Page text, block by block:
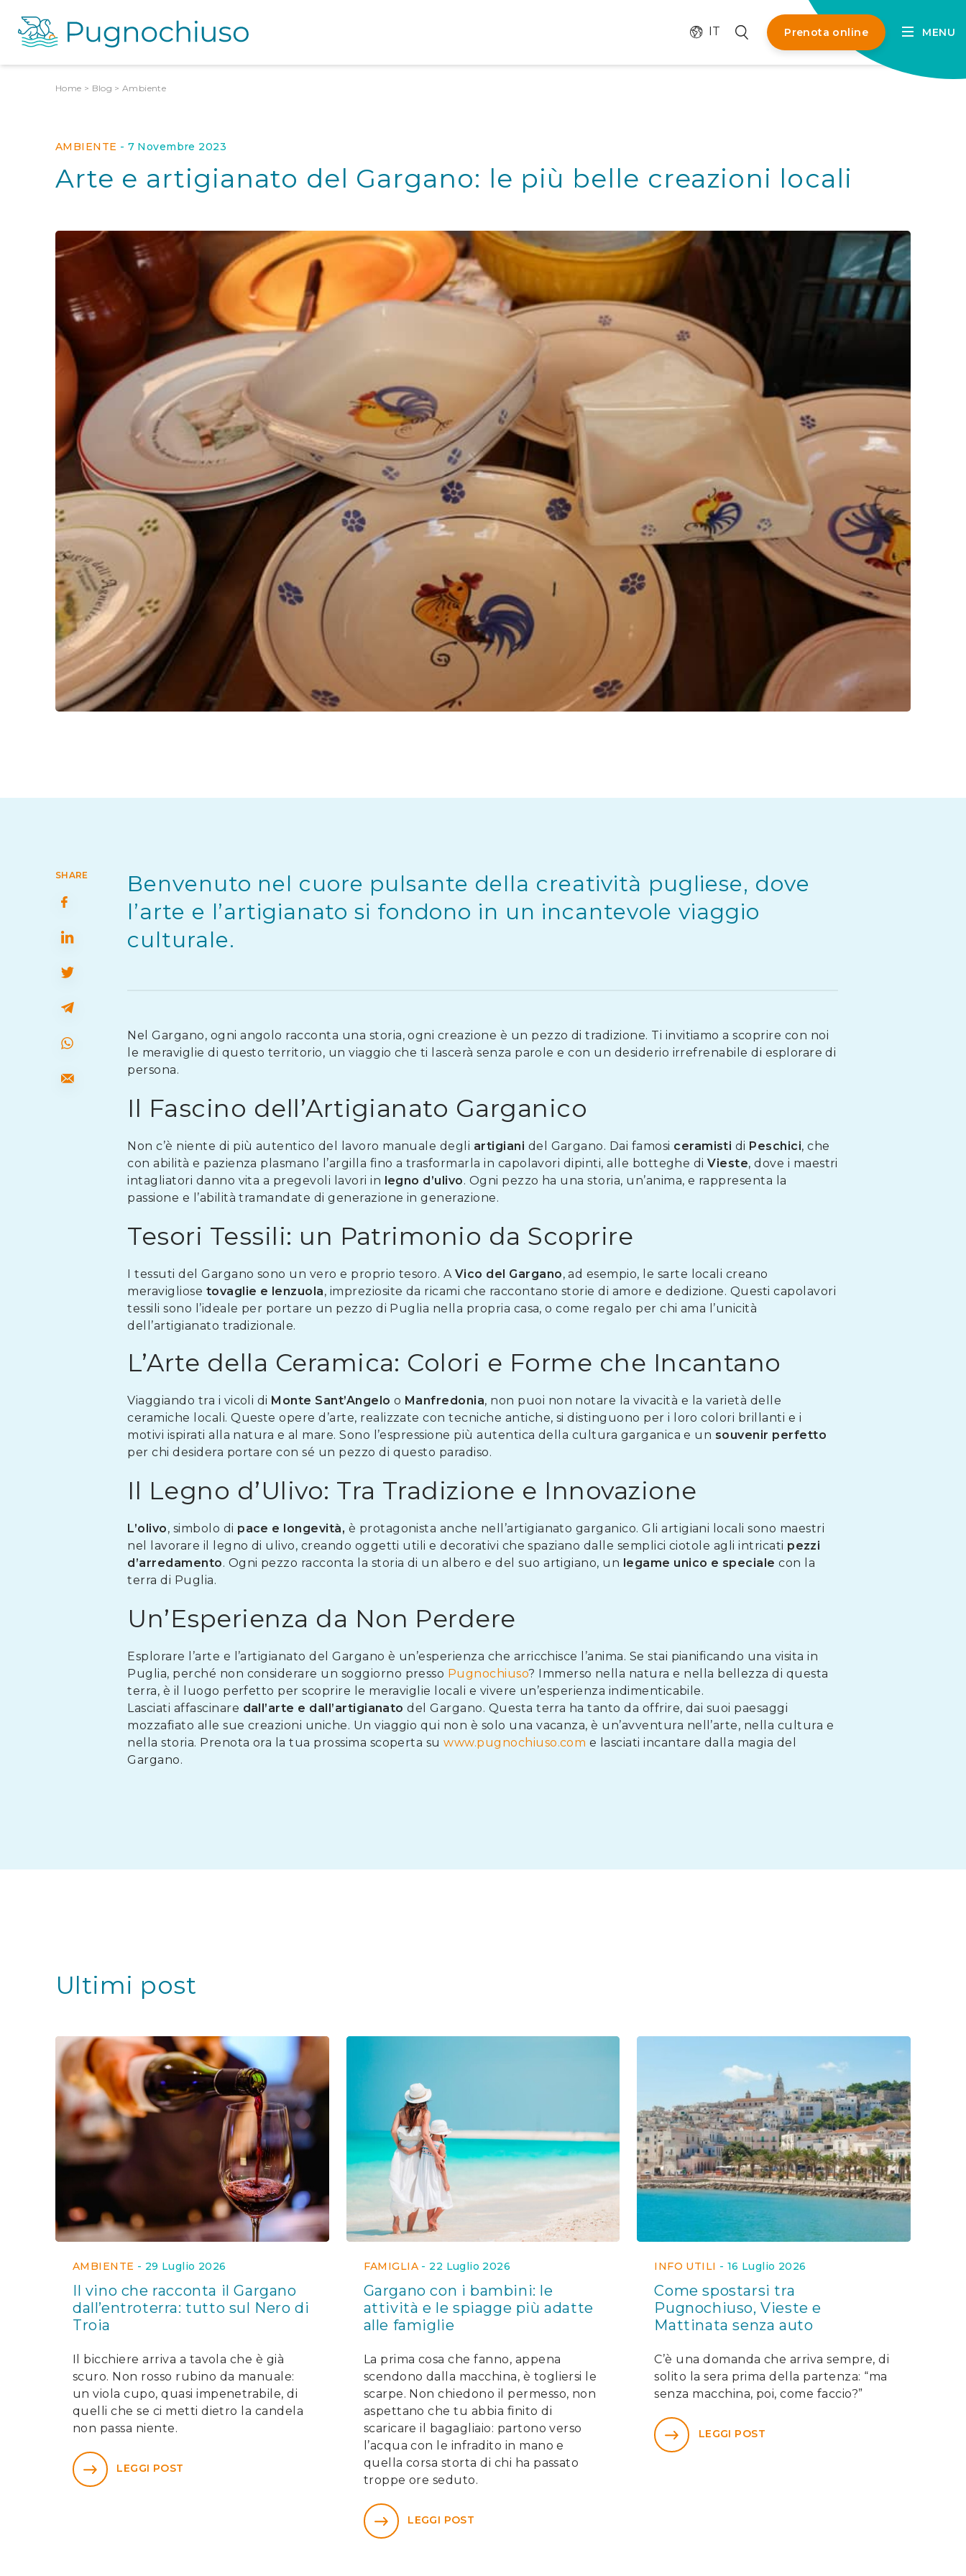
Cambia lingua
IT Cerca MENU
Prenota online
Home > Blog >Ambiente
AMBIENTE - 7 Novembre 2023
Arte e artigianato del Gargano: le più belle creazioni locali
SHARE
Benvenuto nel cuore pulsante della creatività pugliese, dove
l’arte e l’artigianato si fondono in un incantevole viaggio
culturale.
Nel Gargano, ogni angolo racconta una storia, ogni creazione è un pezzo di tradizione. Ti invitiamo a scoprire con noi
le meraviglie di questo territorio, un viaggio che ti lascerà senza parole e con un desiderio irrefrenabile di esplorare di
persona.
Il Fascino dell’Artigianato Garganico
Non c’è niente di più autentico del lavoro manuale degli artigiani del Gargano. Dai famosi ceramisti di Peschici, che
con abilità e pazienza plasmano l’argilla fino a trasformarla in capolavori dipinti, alle botteghe diVieste, dove i maestri
intagliatori danno vita a pregevoli lavori in legno d’ulivo. Ogni pezzo ha una storia, un’anima, e rappresenta la
passione e l’abilità tramandate di generazione in generazione.
Tesori Tessili: un Patrimonio da Scoprire
I tessuti del Gargano sono un vero e proprio tesoro. A Vico del Gargano, ad esempio, le sarte locali creano
meravigliose tovaglie e lenzuola, impreziosite da ricami che raccontano storie di amore e dedizione. Questi capolavori
tessili sono l’ideale per portare un pezzo di Puglia nella propria casa, o come regalo per chi ama l’unicità
dell’artigianato tradizionale.
L’Arte della Ceramica: Colori e Forme che Incantano
Viaggiando tra i vicoli di Monte Sant’Angelo o Manfredonia, non puoi non notare la vivacità e la varietà delle
ceramiche locali. Queste opere d’arte, realizzate con tecniche antiche, si distinguono per i loro colori brillanti e i
motivi ispirati alla natura e al mare. Sono l’espressione più autentica della cultura garganica e un souvenir perfetto
per chi desidera portare con sé un pezzo di questo paradiso.
Il Legno d’Ulivo: Tra Tradizione e Innovazione
L’olivo, simbolo di pace e longevità, è protagonista anche nell’artigianato garganico. Gli artigiani locali sono maestri
nel lavorare il legno di ulivo, creando oggetti utili e decorativi che spaziano dalle semplici ciotole agli intricati pezzi
d’arredamento. Ogni pezzo racconta la storia di un albero e del suo artigiano, un legame unico e speciale con la
terra di Puglia.
Un’Esperienza da Non Perdere
Esplorare l’arte e l’artigianato del Gargano è un’esperienza che arricchisce l’anima. Se stai pianificando una visita in
Puglia, perché non considerare un soggiorno presso Pugnochiuso? Immerso nella natura e nella bellezza di questa
terra, è il luogo perfetto per scoprire le meraviglie locali e vivere un’esperienza indimenticabile.
Lasciati affascinare dall’arte e dall’artigianato del Gargano. Questa terra ha tanto da offrire, dai suoi paesaggi
mozzafiato alle sue creazioni uniche. Un viaggio qui non è solo una vacanza, è un’avventura nell’arte, nella cultura e
nella storia. Prenota ora la tua prossima scoperta suwww.pugnochiuso.com e lasciati incantare dalla magia del
Gargano.
Ultimi post
AMBIENTE - 29 Luglio 2026
Il vino che racconta il Gargano
dall’entroterra: tutto sul Nero di
Troia
Il bicchiere arriva a tavola che è già
scuro. Non rosso rubino da manuale:
un viola cupo, quasi impenetrabile, di
quelli che se ci metti dietro la candela
non passa niente.
LEGGI POST
FAMIGLIA - 22 Luglio 2026
Gargano con i bambini: le
attività e le spiagge più adatte
alle famiglie
La prima cosa che fanno, appena
scendono dalla macchina, è togliersi le
scarpe. Non chiedono il permesso, non
aspettano che tu abbia finito di
scaricare il bagagliaio: partono verso
l’acqua con le infradito in mano e
quella corsa storta di chi ha passato
troppe ore seduto.
LEGGI POST
INFO UTILI - 16 Luglio 2026
Come spostarsi tra
Pugnochiuso, Vieste e
Mattinata senza auto
C’è una domanda che arriva sempre, di
solito la sera prima della partenza: “ma
senza macchina, poi, come faccio?”
LEGGI POST